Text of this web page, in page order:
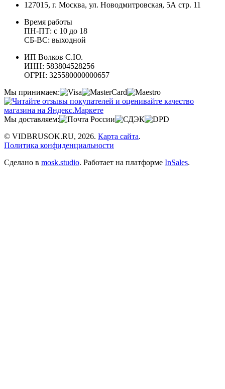
127015, г. Москва, ул. Новодмитровская, 5А стр. 11
Время работы
ПН-ПТ: с 10 до 18
СБ-ВС: выходной
ИП Волков С.Ю.
ИНН: 583804528256
ОГРН: 325580000000657
Мы принимаем:
Мы доставляем:
© VIDBRUSOK.RU, 2026. Карта сайта.
Политика конфиденциальности
Сделано в mosk.studio. Работает на платформе InSales.